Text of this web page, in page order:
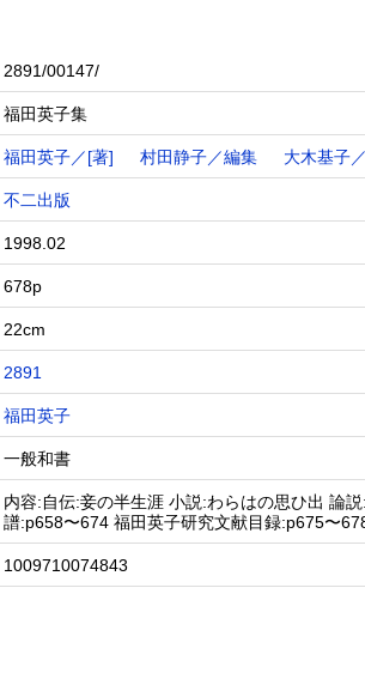
2891/00147/
福田英子集
福田英子／[著] 村田静子／編集 大木基子
不二出版
1998.02
678p
22cm
2891
福田英子
一般和書
内容:自伝:妾の半生涯 小説:わらはの思ひ出 論
譜:p658〜674 福田英子研究文献目録:p675〜
1009710074843